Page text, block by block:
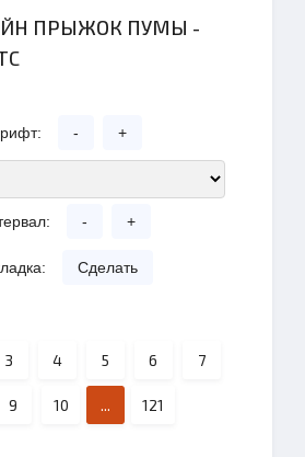
ПРЫЖОК ПУМЫ -
- +
- +
Сделать
3 4 5 6 7
9 10 ... 121